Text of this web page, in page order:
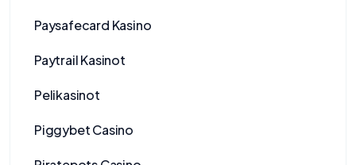
Paysafecard Kasino
Paytrail Kasinot
Pelikasinot
Piggybet Casino